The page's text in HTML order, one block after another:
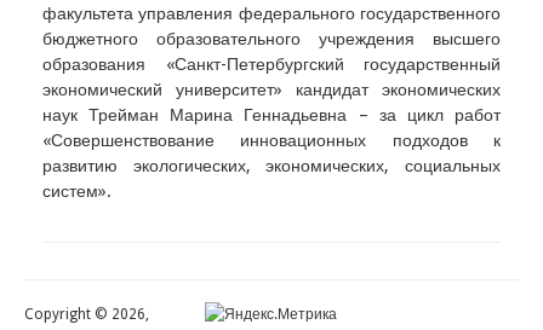
факультета управления федерального государственного
бюджетного образовательного учреждения высшего
образования «Санкт-Петербургский государственный
экономический университет» кандидат экономических
наук Трейман Марина Геннадьевна – за цикл работ
«Совершенствование инновационных подходов к
развитию экологических, экономических, социальных
систем».
Copyright © 2026,